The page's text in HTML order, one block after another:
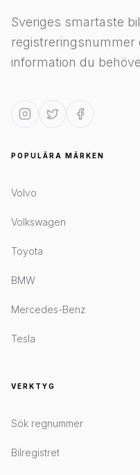
Sveriges smartaste
registreringsnummer
information du
POPULÄRA MÄRKEN
Volvo
Volkswagen
Toyota
BMW
Mercedes-Benz
Tesla
VERKTYG
Sök regnummer
Bilregistret